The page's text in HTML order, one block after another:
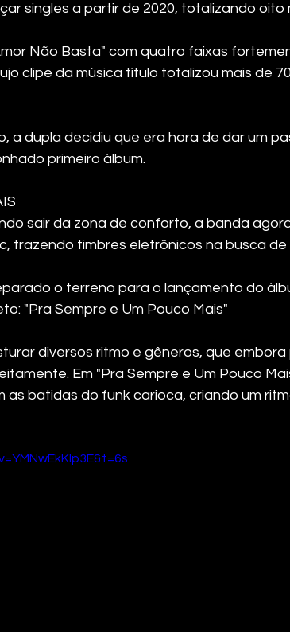
singles a partir de 2020, totalizando oito
Não Basta" com quatro faixas
clipe da música título totalizou mais de
a dupla decidiu que era hora de dar um
primeiro álbum.
sair da zona de conforto, a banda
trazendo timbres eletrônicos na busca de
o terreno para o lançamento do
"Pra Sempre e Um Pouco Mais"
diversos ritmo e gêneros, que
Em "Pra Sempre e Um Pouco
as batidas do funk carioca, criando um